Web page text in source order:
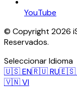
YouTube
© Copyright 2026
Reservados.
Seleccionar Idioma
🇺🇸EN🇷🇺RU🇪🇸
🇻🇳VI